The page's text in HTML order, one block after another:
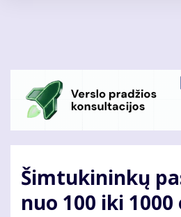
Šimtukininkų
nuo 100 iki